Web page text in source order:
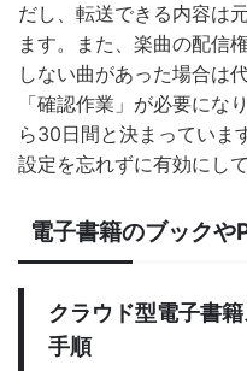
だし、転送できる内容は
ます。また、楽曲の配信
しない曲があった場合は
「確認作業」が必要にな
ら30日間と決まっていま
設定を忘れずに有効にし
電子書籍のブックや
クラウド型電子書
手順